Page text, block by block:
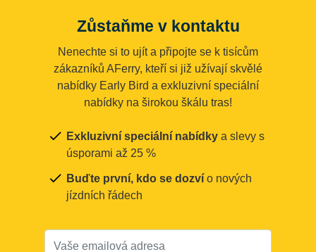
Zůstaňme v kontaktu
Nenechte si to ujít a připojte se k tisícům
zákazníků AFerry, kteří si již užívají skvělé
nabídky Early Bird a exkluzivní speciální
nabídky na širokou škálu tras!
Exkluzivní speciální nabídky a slevy s
úsporami až 25 %
Buďte první, kdo se dozví o nových
jízdních řádech